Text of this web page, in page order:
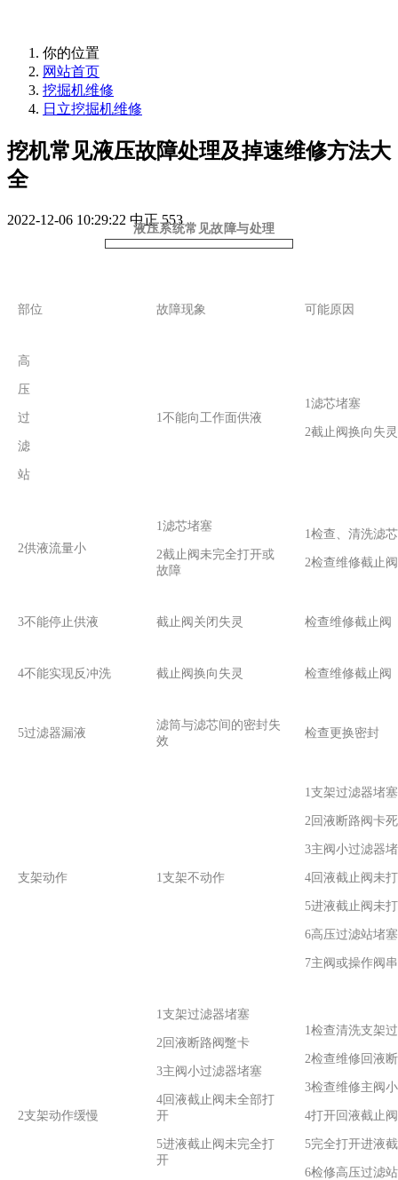
你的位置
网站首页
挖掘机维修
日立挖掘机维修
挖机常见液压故障处理及掉速维修方法大
全
2022-12-06 10:29:22 中正 553
液压系统常见故障与处理
部位 故障现象 可能原因
高
压
过
滤
站
1不能向工作面供液
1滤芯堵塞
2截止阀换向失灵
2供液流量小
1滤芯堵塞
2截止阀未完全打开或
故障
1检查、清洗滤芯
2检查维修截止阀
3不能停止供液 截止阀关闭失灵 检查维修截止阀
4不能实现反冲洗 截止阀换向失灵 检查维修截止阀
5过滤器漏液
滤筒与滤芯间的密封失
效
检查更换密封
支架动作 1支架不动作
1支架过滤器堵塞
2回液断路阀卡死
3主阀小过滤器
4回液截止阀未
5进液截止阀未
6高压过滤站堵塞
7主阀或操作阀
2支架动作缓慢
1支架过滤器堵塞
2回液断路阀蹩卡
3主阀小过滤器堵塞
4回液截止阀未全部打
开
5进液截止阀未完全打
开
1检查清洗支架
2检查维修回液
3检查维修主阀
4打开回液截止阀
5完全打开进液
6检修高压过滤站